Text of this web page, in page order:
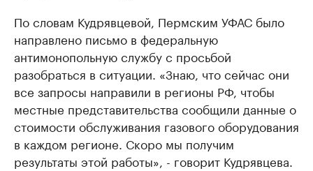
По словам Кудрявцевой, Пермским УФАС было
направлено письмо в федеральную
антимонопольную службу с просьбой
разобраться в ситуации. «Знаю, что сейчас они
все запросы направили в регионы РФ, чтобы
местные представительства сообщили данные о
стоимости обслуживания газового оборудования
в каждом регионе. Скоро мы получим
результаты этой работы», - говорит Кудрявцева.